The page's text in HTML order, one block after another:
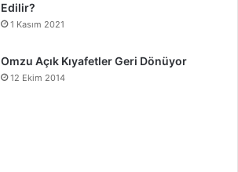
Edilir?
1 Kasım 2021
Omzu Açık Kıyafetler Geri Dönüyor
12 Ekim 2014